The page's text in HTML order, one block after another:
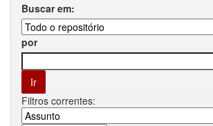
Buscar em:
por
Filtros correntes: